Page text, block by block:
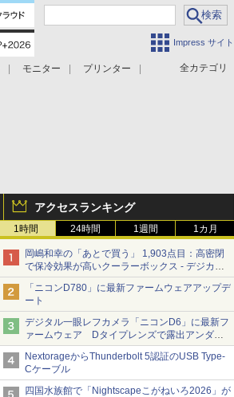
Impress サイト
全カテゴリ
モニター
プリンター
アクセスランキング
1時間 24時間 1週間 1カ月
岡嶋和幸の「あとで買う」 1,903点目：高密閉
で保冷効果が高いクーラーボックス - デジカメ
Watch
「ニコンD780」に最新ファームウェアアップデ
ート
デジタル一眼レフカメラ「ニコンD6」に最新フ
ァームウェア Dタイプレンズで露出アンダー
になる現象の修正など
NextorageからThunderbolt 5認証のUSB Type-
Cケーブル
四国水族館で「Nightscapeこがねいろ2026」が